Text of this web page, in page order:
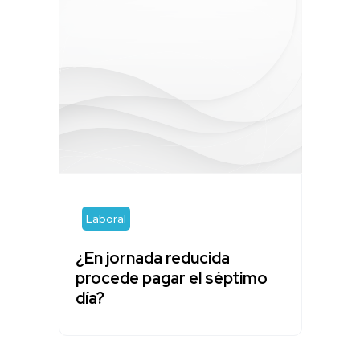
Laboral
¿En jornada reducida
procede pagar el séptimo
día?